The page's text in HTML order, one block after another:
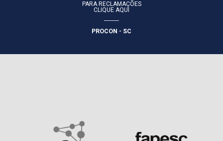
PARA RECLAMAÇÕES
CLIQUE AQUI
PROCON - SC